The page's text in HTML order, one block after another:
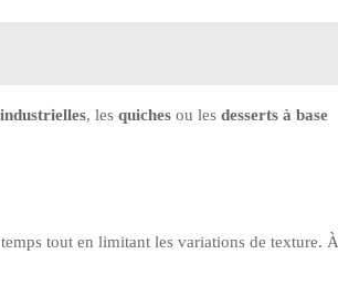
, les quiches ou les desserts à base
tout en limitant les variations de texture. À